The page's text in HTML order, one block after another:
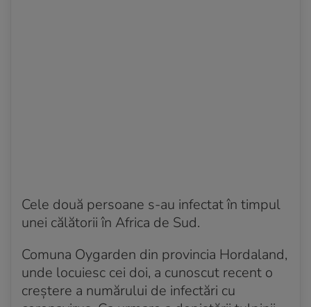
Cele două persoane s-au infectat în timpul
unei călătorii în Africa de Sud.
Comuna Oygarden din provincia Hordaland,
unde locuiesc cei doi, a cunoscut recent o
creștere a numărului de infectări cu